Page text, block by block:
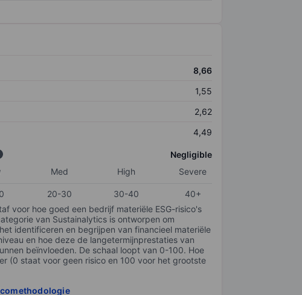
8,66
1,55
2,62
4,49
Negligible
Med High Severe
20-30 30-40
40+
voor hoe goed een bedrijf materiële ESG-risico's
van Sustainalytics is ontworpen om
identificeren en begrijpen van financieel materiële
en hoe deze de langetermijnprestaties van
beïnvloeden. De schaal loopt van 0-100. Hoe
(0 staat voor geen risico en 100 voor het grootste